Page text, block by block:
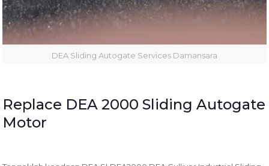
DEA Sliding Autogate Services Damansara
Replace DEA 2000 Sliding Autogate
Motor